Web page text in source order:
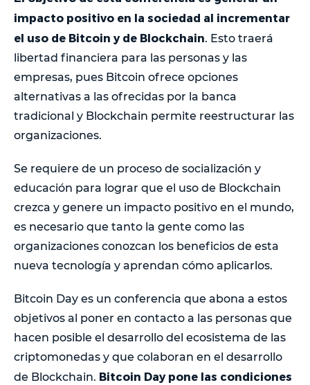
impacto positivo en la sociedad al incrementar
el uso de Bitcoin y de Blockchain. Esto traerá
libertad financiera para las personas y las
empresas, pues Bitcoin ofrece opciones
alternativas a las ofrecidas por la banca
tradicional y Blockchain permite reestructurar las
organizaciones.
Se requiere de un proceso de socialización y
educación para lograr que el uso de Blockchain
crezca y genere un impacto positivo en el mundo,
es necesario que tanto la gente como las
organizaciones conozcan los beneficios de esta
nueva tecnología y aprendan cómo aplicarlos.
Bitcoin Day es un conferencia que abona a estos
objetivos al poner en contacto a las personas que
hacen posible el desarrollo del ecosistema de las
criptomonedas y que colaboran en el desarrollo
de Blockchain. Bitcoin Day pone las condiciones